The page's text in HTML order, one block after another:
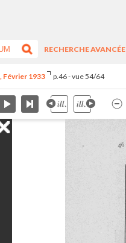
RECHERCHE AVANCÉE
Février 1933 p.46 - vue 54/64